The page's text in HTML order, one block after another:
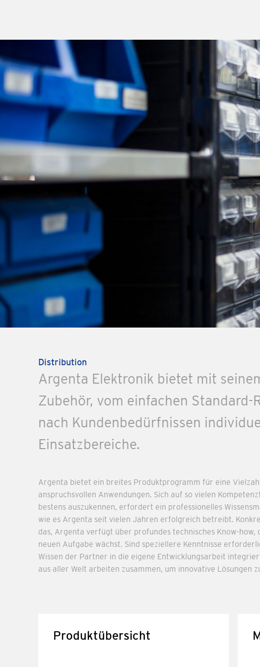
Distribution
Argenta Elektronik bietet mit
Zubehör, vom einfachen
nach Kundenbedürfnissen
Einsatzbereiche.
Argenta bietet ein breites Produktprogramm für eine
anspruchsvollen Anwendungen. Sich auf so vielen
bestens auszukennen, erfordert ein professionelles
wie es Argenta seit vielen Jahren erfolgreich betreibt.
das, Argenta verfügt über profundes technisches Know-how,
neuen Aufgabe wächst. Sind speziellere Kenntnisse
Wissen der Partner in die eigene Entwicklungsarbeit
aus aller Welt arbeiten zusammen, um innovative Lösungen
Produktübersicht